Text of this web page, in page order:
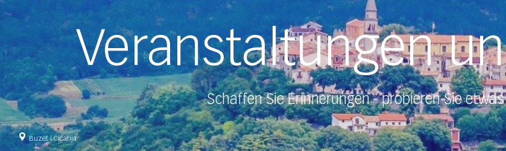
Veranstaltungen
Schaffen Sie Erinnerungen - probieren Sie
Buzet i Ćićarija